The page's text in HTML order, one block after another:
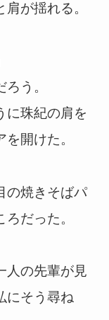
が揺れる。
う。
珠紀の肩を
開けた。
の焼きそばパ
だった。
人の先輩が見
にそう尋ね